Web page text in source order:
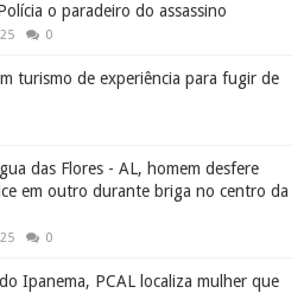
o paradeiro do assassino
0
turismo de experiência para fugir de
das Flores - AL, homem desfere
em outro durante briga no centro da
0
Ipanema, PCAL localiza mulher que